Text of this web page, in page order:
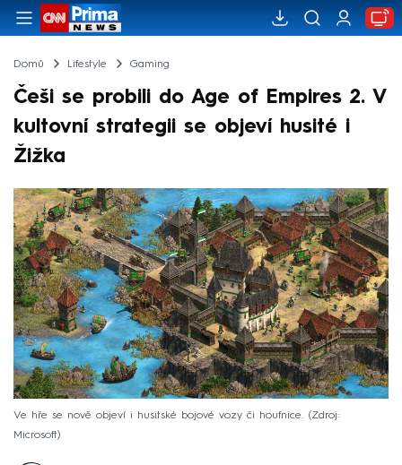
Domů Lifestyle Gaming
Češi se probili do Age of Empires 2. V
kultovní strategii se objeví husité i
Žižka
Ve hře se nově objeví i husitské bojové vozy či houfnice.
Zdroj:
Microsoft